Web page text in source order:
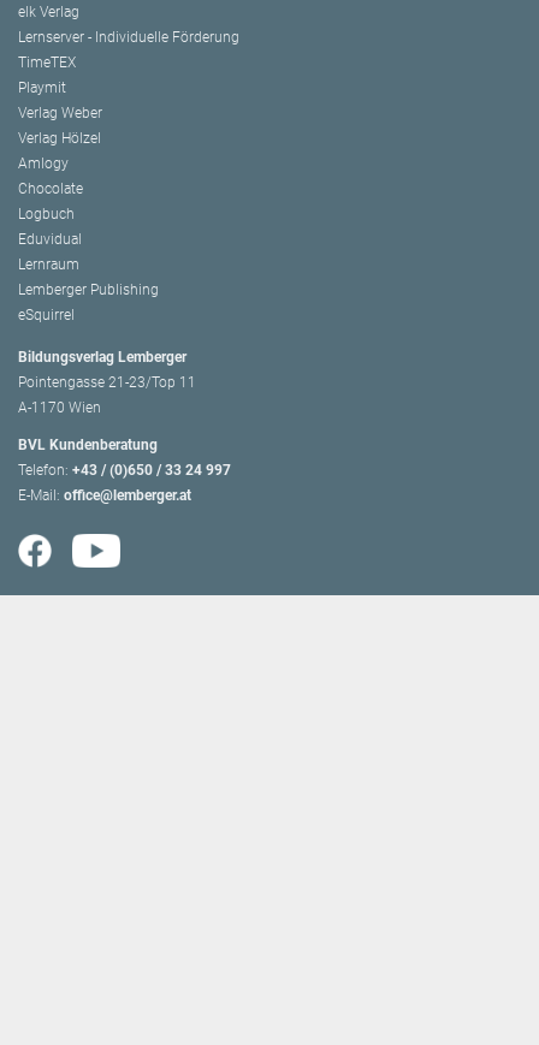
elk Verlag
Lernserver - Individuelle Förderung
TimeTEX
Playmit
Verlag Weber
Verlag Hölzel
Amlogy
Chocolate
Logbuch
Eduvidual
Lernraum
Lemberger Publishing
eSquirrel
Bildungsverlag Lemberger
Pointengasse 21-23/Top 11
A-1170 Wien
BVL Kundenberatung
Telefon: +43 / (0)650 / 33 24 997
E-Mail: office@lemberger.at